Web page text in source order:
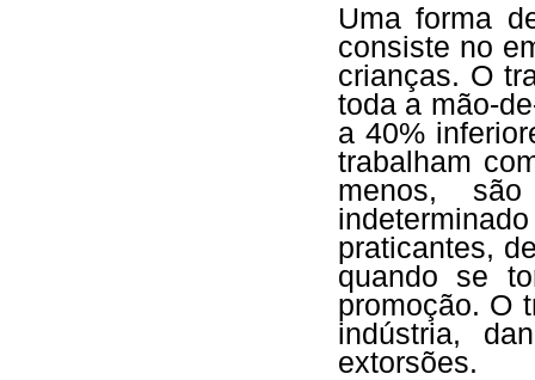
Uma forma
consiste no
crianças. O
toda a mão-
a 40%
trabalham
menos,
praticantes,
quando se
promoção. O
indústria,
extorsões.